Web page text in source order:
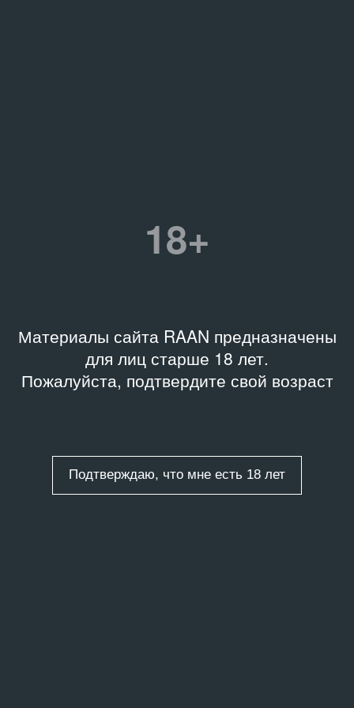
18+
Материалы сайта RAAN предназначены
для лиц старше 18 лет.
Пожалуйста, подтвердите свой возраст
Подтверждаю, что мне есть 18 лет